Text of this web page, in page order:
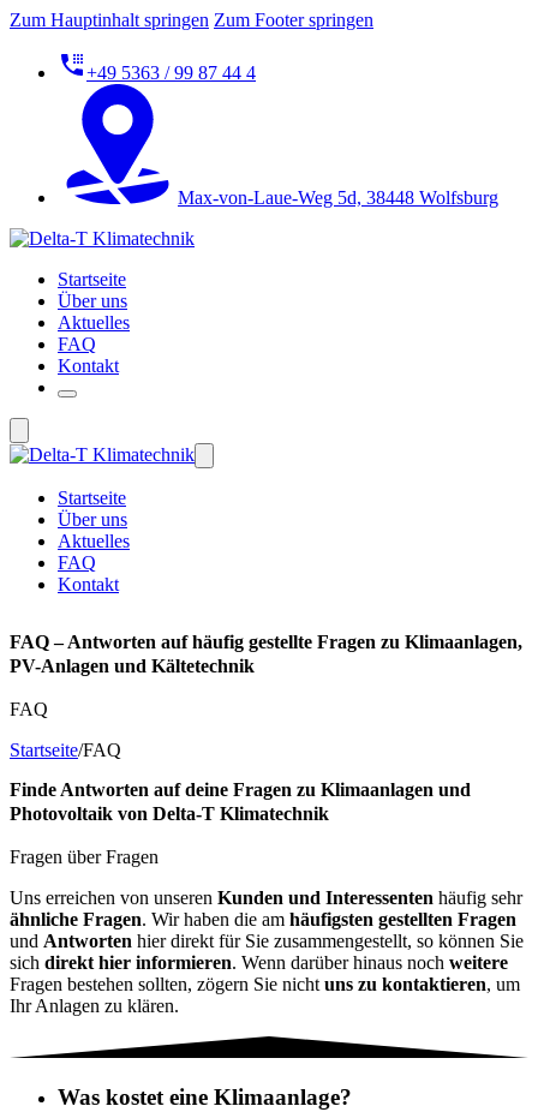
Zum Hauptinhalt springen Zum Footer springen
+49 5363 / 99 87 44 4
Max-von-Laue-Weg 5d, 38448 Wolfsburg
Startseite
Über uns
Aktuelles
FAQ
Kontakt
Startseite
Über uns
Aktuelles
FAQ
Kontakt
FAQ – Antworten auf häufig gestellte Fragen zu Klimaanlagen,
PV-Anlagen und Kältetechnik
FAQ
Startseite/FAQ
Finde Antworten auf deine Fragen zu Klimaanlagen und
Photovoltaik von Delta-T Klimatechnik
Fragen über Fragen
Uns erreichen von unseren Kunden und Interessenten häufig sehr
ähnliche Fragen. Wir haben die am häufigsten gestellten Fragen
und Antworten hier direkt für Sie zusammengestellt, so können Sie
sich direkt hier informieren. Wenn darüber hinaus noch weitere
Fragen bestehen sollten, zögern Sie nicht uns zu kontaktieren, um
Ihr Anlagen zu klären.
Was kostet eine Klimaanlage?